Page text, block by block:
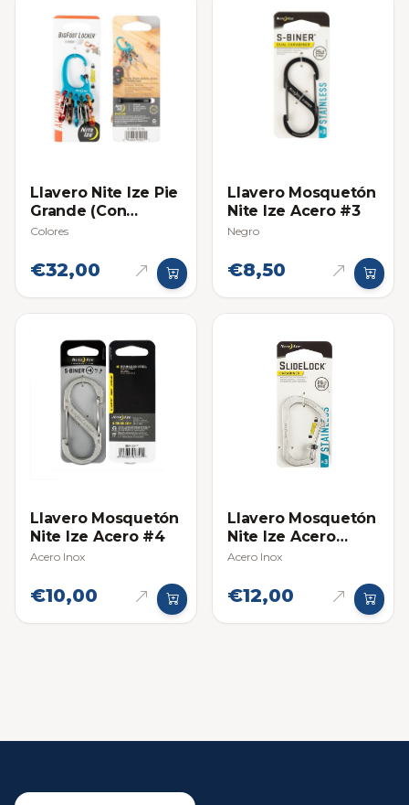
Llavero Nite Ize Pie
Grande (Con
Separadores)
Colores
€32,00
Llavero Mosquetón
Nite Ize Acero #3
Negro
€8,50
Llavero Mosquetón
Nite Ize Acero #4
Acero Inox
€10,00
Llavero Mosquetón
Nite Ize Acero
Inoxidable #3
Acero Inox
€12,00